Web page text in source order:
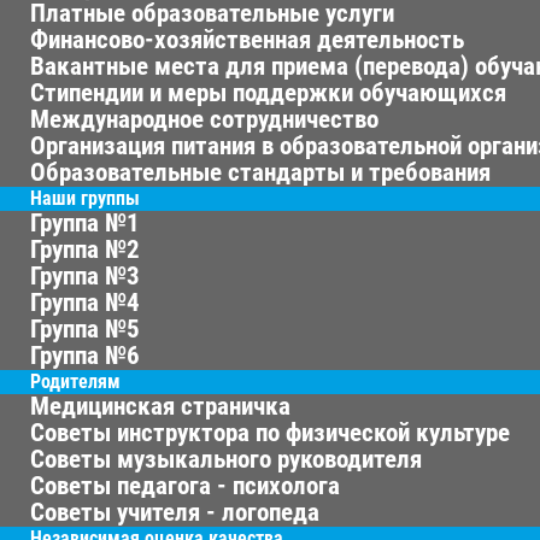
Платные образовательные услуги
Финансово-хозяйственная деятельность
Вакантные места для приема (перевода)
Стипендии и меры поддержки обучающихся
Международное сотрудничество
Организация питания в образовательной
Образовательные стандарты и требования
Наши группы
Группа №1
Группа №2
Группа №3
Группа №4
Группа №5
Группа №6
Родителям
Медицинская страничка
Советы инструктора по физической культуре
Советы музыкального руководителя
Советы педагога - психолога
Советы учителя - логопеда